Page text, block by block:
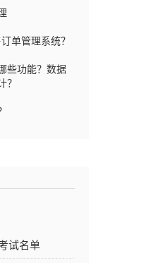
单管理系统？
些功能？数据
？
试名单